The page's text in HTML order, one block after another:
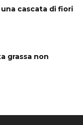
cascata di fiori
grassa non